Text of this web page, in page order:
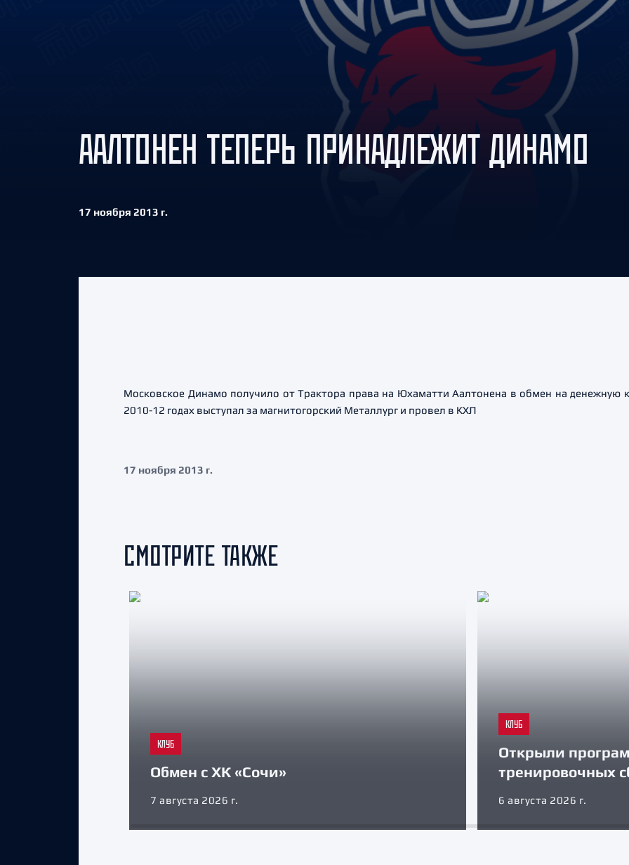
Амур
Барыс
Салават Юлаев
Сибирь
ААЛТОНЕН ТЕПЕРЬ ПРИНАДЛЕЖИТ ДИНАМО
17 ноября 2013 г.
Московское Динамо получило от Трактора права на Юхаматти Аалтонена в обмен на
2010-12 годах выступал за магнитогорский Металлург и провел в КХЛ
17 ноября 2013 г.
СМОТРИТЕ ТАКЖЕ
КЛУБ
Обмен с ХК «Сочи»
7 августа 2026 г.
КЛУБ
Открыли
тренировочных
6 августа 2026 г.